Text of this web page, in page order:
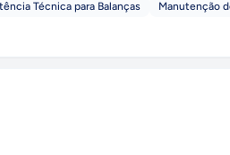
Técnica para Balanças
Manutenção